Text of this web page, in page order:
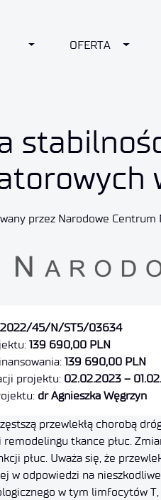
TOGGLE DROPDOWN
OFERTA
przez Narodowe Centrum
2022/45/N/ST5/03634
139 690,00 PLN
139 690,00 PLN
projektu: 02.02.2023 –
dr Agnieszka Węgrzyn
przewlekłą chorobą
tkance płuc.
płuc. Uważa się, że
w odpowiedzi na
w tym limfocytów